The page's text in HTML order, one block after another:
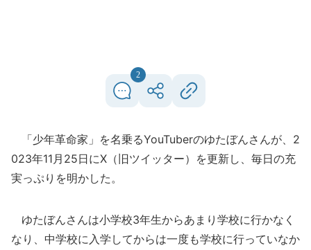
2
「少年革命家」を名乗るYouTuberのゆたぼんさんが、2
023年11月25日にX（旧ツイッター）を更新し、毎日の充
実っぷりを明かした。
ゆたぼんさんは小学校3年生からあまり学校に行かなく
なり、中学校に入学してからは一度も学校に行っていなか